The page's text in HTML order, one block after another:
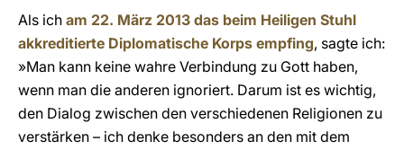
Als ich am 22. März 2013 das beim Heiligen Stuhl
akkreditierte Diplomatische Korps empfing, sagte ich:
»Man kann keine wahre Verbindung zu Gott haben,
wenn man die anderen ignoriert. Darum ist es wichtig,
den Dialog zwischen den verschiedenen Religionen zu
verstärken – ich denke besonders an den mit dem